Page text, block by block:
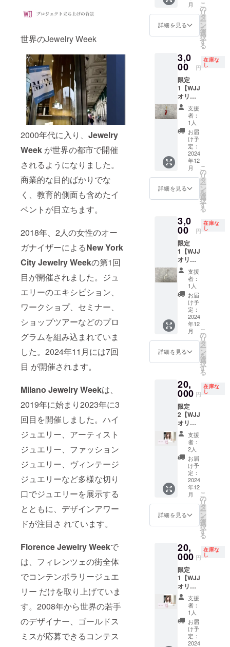
世界のJewelry Week
2000年代に入り、 Jewelry
Week が世界の都市で開催
されるようになりました。
商業的な目的ばかりでな
く、教育的側面も含めたイ
ベントが目立ちます。
2018年、2人の女性のオー
ガナイザーによるNew York
City Jewelry Weekの第1回
目が開催されました。ジュ
エリーのエキシビション、
ワークショプ、セミナー、
ショップツアーなどのプロ
グラムを組み込まれていま
した。2024年11月には7回
目 が開催されます。
Milano Jewelry Weekは、
2019年に始まり2023年に3
回目を開催しました。ハイ
ジュエリー、アーティスト
ジュエリー、ファッション
ジュエリー、ヴィンテージ
ジュエリーなど多様な切り
口でジュエリーを展示する
とともに、デザインアワー
ドが注目さ れています。
Florence Jewelry Weekで
は、フィレンツェの街全体
でコンテンポラリージュエ
リー だけを取り上げていま
す。2008年から世界の若手
のデザイナー、ゴールドス
ミスが応募できるコンテス
茶菓子
お土産
付】ご
詳細ご
連絡致
しま
す。現
地まで
の交通
費は自
己負担
でお願
いしま
す。
エリー
ナイト
入場券
17時〜
18時45
時30分
ハープ
演奏
月
詳細を見る
こ
の
リ
タ
ー
ン
を
選
択
す
る
3,0
00 円
在庫な
し
限定
1【WJJ
オリジ
ナルポ
スト
カード
でお礼
のメッ
セー
ジ】＋
【高知
県産サ
ンゴ
チャー
ム・赤
色】枝
約2セン
チ・ア
クセサ
リー
パーツ
が着い
ている
のでペ
ンダン
トにな
りま
す。金
具込の
長さ約
3.5セン
チ
支援
者：
1人
お届
け予
定：
2024
年12
月
詳細を見る
こ
の
リ
タ
ー
ン
を
選
択
す
る
3,0
00 円
在庫な
し
限定
1【WJJ
オリジ
ナルポ
スト
カード
でお礼
のメッ
セー
ジ】＋
【高知
県産サ
ンゴの
チャー
ム・白
色】枝
約2.5セ
ンチ・
アクセ
サリー
パーツ
が着い
ている
のでペ
ンダン
トにな
りま
す。金
具込の
長さ約4
センチ
支援
者：
1人
お届
け予
定：
2024
年12
月
詳細を見る
こ
の
リ
タ
ー
ン
を
選
択
す
る
20,
000 円
在庫な
し
限定
2【WJJ
オリジ
ナルポ
スト
カード
でお礼
のメッ
セー
ジ】+
【callig
raphy
artist
Seira
(日比野
千愛)さ
ん Life
is
beautif
ul マゼ
ンタピ
ンク
フレー
ム(約
200mm
×300m
mガラ
ス無
し)】
WJJの
支援
者：
2人
お届
け予
定：
2024
年12
月
詳細を見る
こ
の
リ
タ
ー
ン
を
選
択
す
る
20,
000 円
在庫な
し
限定
1【WJJ
オリジ
ナルポ
スト
カード
でお礼
のメッ
セー
ジ】+
支援
者：
1人
お届
け予
定：
2024